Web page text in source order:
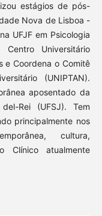
estágios de pós-
Nova de Lisboa -
UFJF em Psicologia
Universitário
e Coordena o Comitê
(UNIPTAN).
aposentado da
Rei (UFSJ). Tem
principalmente nos
cultura,
Clínico atualmente